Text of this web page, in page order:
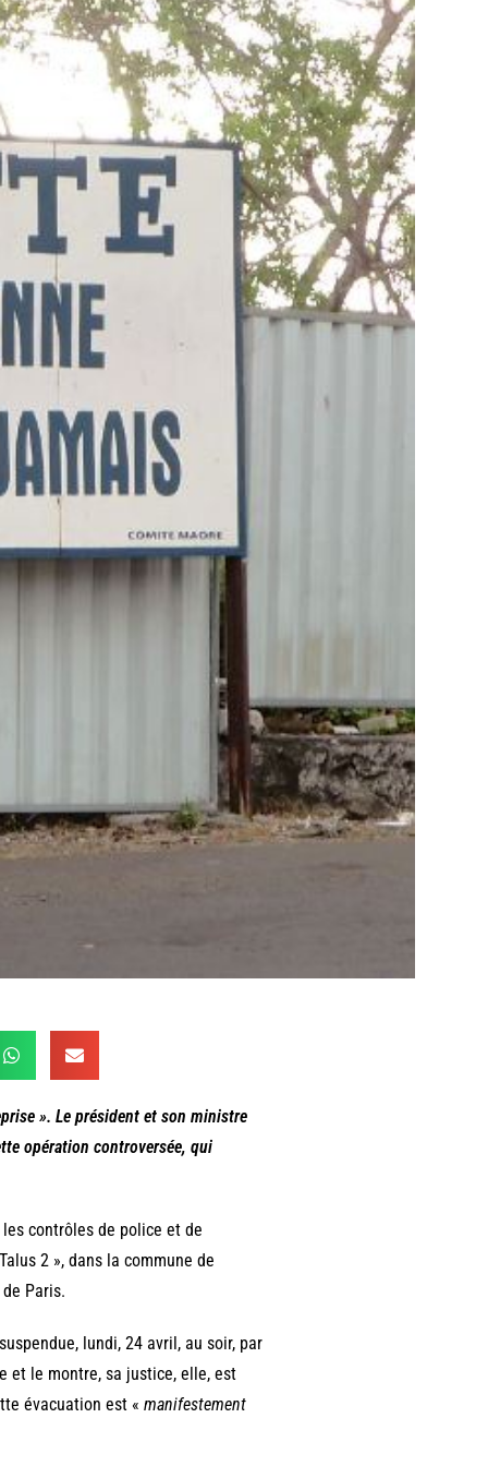
». Le président et son ministre
opération controversée, qui
contrôles de police et de
2 », dans la commune de
Paris.
lundi, 24 avril, au soir, par
et le montre, sa justice, elle, est
évacuation est « manifestement